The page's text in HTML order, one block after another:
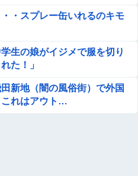
・スプレー缶いれるのキモ
生の娘がイジメで服を切り
た！」
田新地（闇の風俗街）で外国
これはアウト…